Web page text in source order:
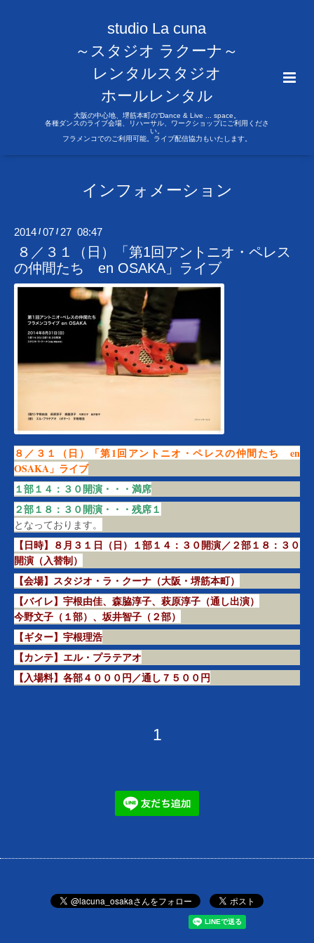
studio La cuna
～スタジオ ラクーナ～
レンタルスタジオ
ホールレンタル
大阪の中心地、堺筋本町の“Dance & Live ... space。
各種ダンスのライブ会場、リハーサル、ワークショップにご利用くださ
い。
フラメンコでのご利用可能。ライブ配信協力もいたします。
インフォメーション
2014 /07 / 27 08:47
８／３１（日）「第1回アントニオ・ペレス
の仲間たち en OSAKA」ライブ
８／３１（日）「第1回アントニオ・ペレスの仲間たち en
OSAKA」ライブ
１部１４：３０開演・・・満席
２部１８：３０開演・・・残席１
となっております。
【日時】８月３１日（日）１部１４：３０開演／２部１８：３０
開演（入替制）
【会場】スタジオ・ラ・クーナ（大阪・堺筋本町）
【バイレ】宇根由佳、森脇淳子、萩原淳子（通し出演）
今野文子（１部）、坂井智子（２部）
【ギター】宇根理浩
【カンテ】エル・プラテアオ
【入場料】各部４０００円／通し７５００円
1